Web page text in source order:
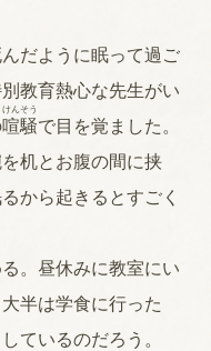
だように眠って過ご
教育熱心な先生がい
喧騒
けんそう
で目を覚ました。
机とお腹の間に挟
から起きるとすごく
。昼休みに教室にい
半は学食に行った
ているのだろう。